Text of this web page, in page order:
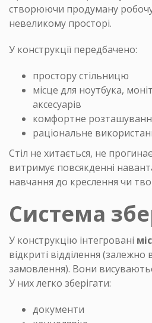
створюючи продуману робочу
невеликому просторі.
У конструкції передбачено:
простору стільницю
місце для ноутбука,
аксесуарів
комфортне
раціональне
Стіл не хитається, не
витримує повсякденні
навчання до креслення чи
Система
У конструкцію інтегровані
відкриті відділення (залежно
замовлення). Вони
У них легко зберігати:
документи